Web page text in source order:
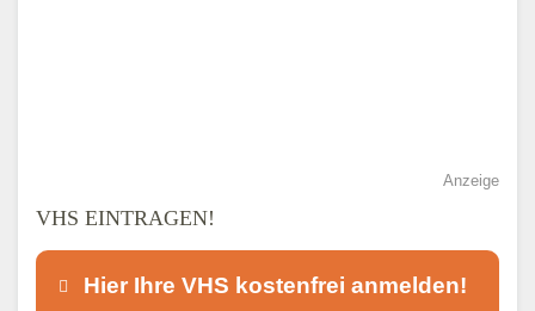
Anzeige
VHS EINTRAGEN!
Hier Ihre VHS kostenfrei anmelden!